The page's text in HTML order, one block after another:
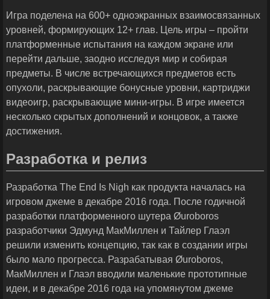
Игра поделена на 600+ одноэкранных взаимосвязанных
уровней, формирующих 12+ глав. Цель игры – пройти
платформенные испытания на каждом экране или
перейти дальше, заодно исследуя мир и собирая
предметы. В числе встречающихся предметов есть
опухоли, раскрывающие бонусные уровни, картриджи
видеоигр, раскрывающие мини-игры. В игре имеется
несколько скрытых дополнений и концовок, а также
достижения.
Разработка и релиз
Разработка The End Is Nigh как продукта началась на
игровом джеме в декабре 2016 года. После годичной
разработки платформенного шутера Øuroboros
разработчики Эдмунд МакМиллен и Тайлер Глаэл
решили изменить концепцию, так как в создании игры
было мало прогресса. Разрабатывая Øuroboros,
МакМиллен и Глаэл вводили маленькие прототипные
идеи, и в декабре 2016 года на упомянутом джеме